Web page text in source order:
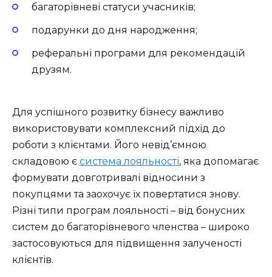
багаторівневі статуси учасників;
подарунки до дня народження;
реферальні програми для рекомендацій
друзям.
Для успішного розвитку бізнесу важливо
використовувати комплексний підхід до
роботи з клієнтами. Його невід’ємною
складовою є система лояльності, яка допомагає
формувати довготривалі відносини з
покупцями та заохочує їх повертатися знову.
Різні типи програм лояльності – від бонусних
систем до багаторівневого членства – широко
застосовуються для підвищення залученості
клієнтів.